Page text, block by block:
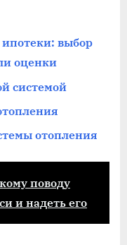
выбор
оценки
системой
отопления
поводу
и надеть его